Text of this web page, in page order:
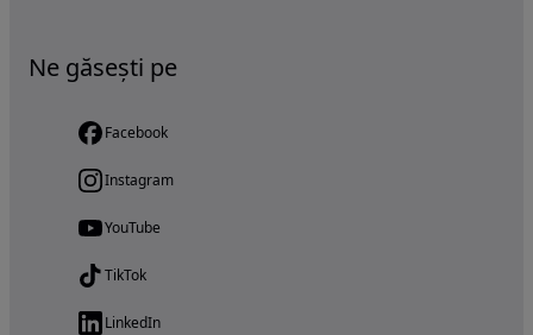
Ne găsești pe
Facebook
Instagram
YouTube
TikTok
LinkedIn